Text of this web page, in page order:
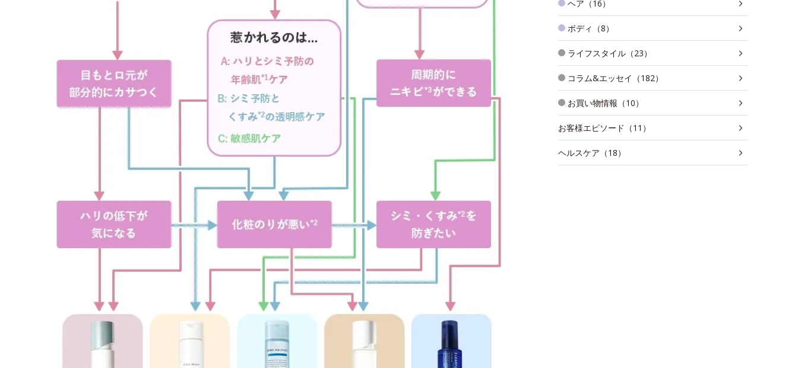
ヘア（16）
ボディ（8）
ライフスタイル（23）
コラム&エッセイ（182）
お買い物情報（10）
お客様エピソード（11）
ヘルスケア（18）